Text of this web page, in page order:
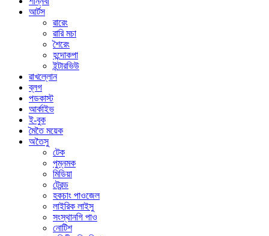
আর্টস
ৱারেং
ৱারি মচা
শৈরেং
হন্দোকপা
ইন্টারভিউ
ৱাখল্লোন
ব্লগ
পডকাস্ট
আর্কাইভ
ই-বুক
মৈতৈ ময়েক
অতৈসু
টেক
পুম্নমক
মিডিয়া
ট্রেন্ড
হকচাং পাওজেল
লাইরিক লাইসু
সংস্থানগি পাও
নোটিশ